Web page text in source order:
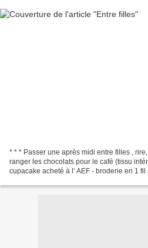
* * * Passer une après midi entre filles ,
ranger les chocolats pour le café (tissu
cupacake acheté à l' AEF - broderie en 1